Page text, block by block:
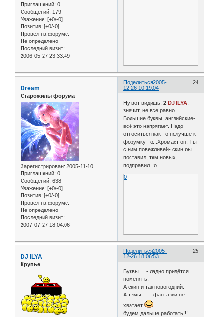
Приглашений: 0
Сообщений: 179
Уважение: [+0/-0]
Позитив: [+0/-0]
Провел на форуме:
Не определено
Последний визит:
2006-05-27 23:33:49
Поделиться 24
2005-
12-26 10:19:04
Dream
Старожилы форума
Зарегистрирован: 2005-11-10
Приглашений: 0
Сообщений: 638
Уважение: [+0/-0]
Позитив: [+0/-0]
Провел на форуме:
Не определено
Последний визит:
2007-07-27 18:04:06
Ну вот видишь,2DJ ILYA
значит, не все равно.
Большие буквы, английские-
всё это напрягает. Надо
относиться как-то получше к
форумку-то...Хромает он. Ты
с ним повежливей- скин бы
поставил, тем новых,
подправил :o
0
Поделиться 25
2005-
12-26 18:06:53
DJ ILYA
Крупье
Буквы.... - ладно придётся
поменять.
А скин и так новогодний.
А темы..... - фантазии не
хватает
будем дальше работать!!!